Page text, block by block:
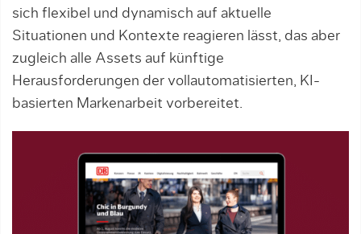
sich flexibel und dy­namisch auf aktuelle
Situationen und Kontexte reagieren lässt, das aber
zugleich alle Assets auf künftige
Herausforderungen der vollautomatisierten, KI-
basierten Markenarbeit vorbereitet.